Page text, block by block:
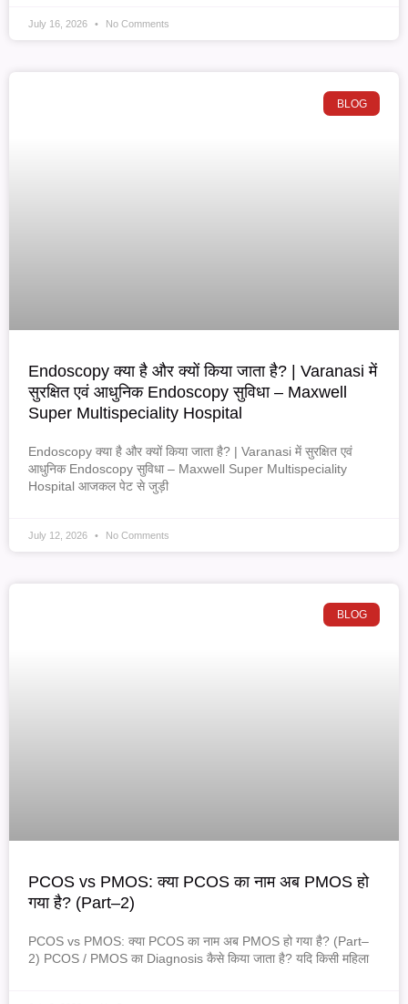
July 16, 2026 No Comments
BLOG
Endoscopy क्या है और क्यों किया जाता है? | Varanasi में
सुरक्षित एवं आधुनिक Endoscopy सुविधा – Maxwell
Super Multispeciality Hospital
Endoscopy क्या है और क्यों किया जाता है? | Varanasi में सुरक्षित एवं
आधुनिक Endoscopy सुविधा – Maxwell Super Multispeciality
Hospital आजकल पेट से जुड़ी
July 12, 2026 No Comments
BLOG
PCOS vs PMOS: क्या PCOS का नाम अब PMOS हो
गया है? (Part–2)
PCOS vs PMOS: क्या PCOS का नाम अब PMOS हो गया है? (Part–
2) PCOS / PMOS का Diagnosis कैसे किया जाता है? यदि किसी महिला